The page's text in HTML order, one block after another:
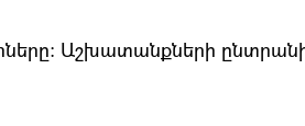
Աշխատանքների